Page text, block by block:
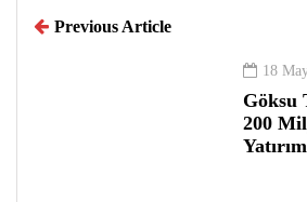
Previous Article
18
Göksu
200
Yatırım